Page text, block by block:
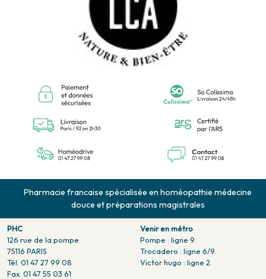
Pharmacie francaise spécialisée en homéopathie médecine
douce et préparations magistrales
PHC
126 rue de la pompe
75116 PARIS
Tél. 01 47 27 99 08
Fax. 01 47 55 03 61
Venir en métro
Pompe : ligne 9.
Trocadero : ligne 6/9.
Victor hugo : ligne 2.